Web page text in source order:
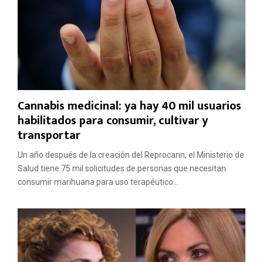
Cannabis medicinal: ya hay 40 mil usuarios
habilitados para consumir, cultivar y
transportar
Un año después de la creación del Reprocann, el Ministerio de
Salud tiene 75 mil solicitudes de personas que necesitan
consumir marihuana para uso terapéutico...